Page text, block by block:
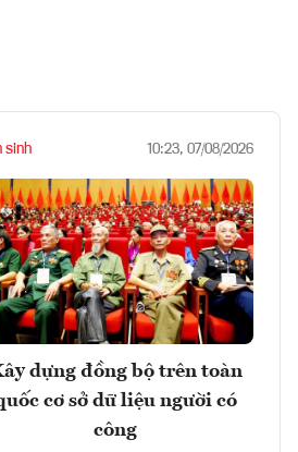
sinh 10:23, 07/08/2026
dựng đồng bộ trên toàn
cơ sở dữ liệu người có
công